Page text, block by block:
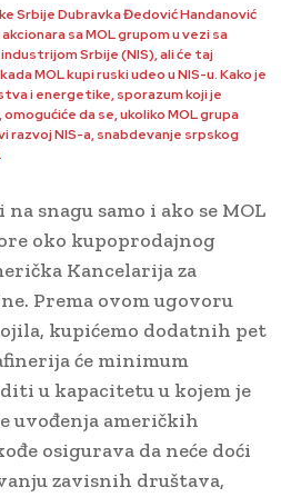
Srbije Dubravka Đedović Handanović
sa MOL grupom u vezi sa
Srbije (NIS), ali će taj
MOL kupi ruski udeo u NIS-u. Kako je
i energetike, sporazum koji je
da se, ukoliko MOL grupa
razvoj NIS-a, snabdevanje srpskog
snagu samo i ako se MOL
oko kupoprodajnog
Kancelarija za
Prema ovom ugovoru
kupićemo dodatnih pet
će minimum
u kapacitetu u kojem je
uvođenja američkih
osigurava da neće doći
zavisnih društava,